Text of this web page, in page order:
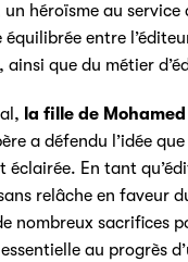
héroïsme au
entre
que du métier
la fille de
a défendu l’idée
éclairée. En tant
relâche en faveur
nombreux sacrifices
au progrès